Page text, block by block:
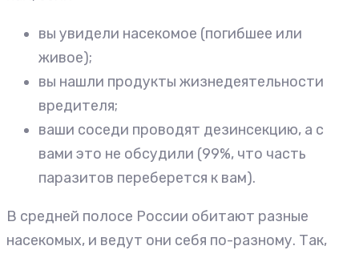
вы увидели насекомое (погибшее или
живое);
вы нашли продукты жизнедеятельности
вредителя;
ваши соседи проводят дезинсекцию, а с
вами это не обсудили (99%, что часть
паразитов переберется к вам).
В средней полосе России обитают разные
насекомых, и ведут они себя по-разному. Так,